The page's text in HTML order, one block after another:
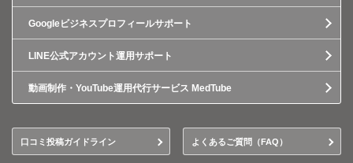
Googleビジネスプロフィールサポート
LINE公式アカウント運用サポート
動画制作・YouTube運用代行サービス MedTube
口コミ投稿ガイドライン よくあるご質問（FAQ）